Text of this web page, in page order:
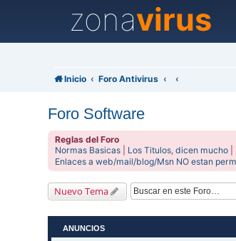
zonavirus
Inicio Foro Antivirus
Foro Software
Reglas del Foro
Normas Basicas
Los Titulos, dicen mucho
Enlaces a web/mail/blog/Msn NO estan
Nuevo Tema
ANUNCIOS